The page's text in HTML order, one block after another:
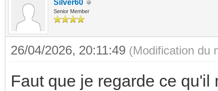
Silver60
Senior Member
26/04/2026, 20:11:49 (Modification du
Faut que je regarde ce